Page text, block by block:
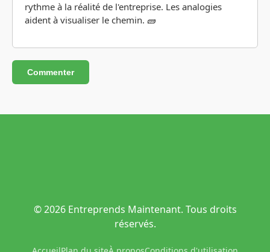
rythme à la réalité de l'entreprise. Les analogies
aident à visualiser le chemin. 🧱
Commenter
© 2026 Entreprends Maintenant. Tous droits
réservés.